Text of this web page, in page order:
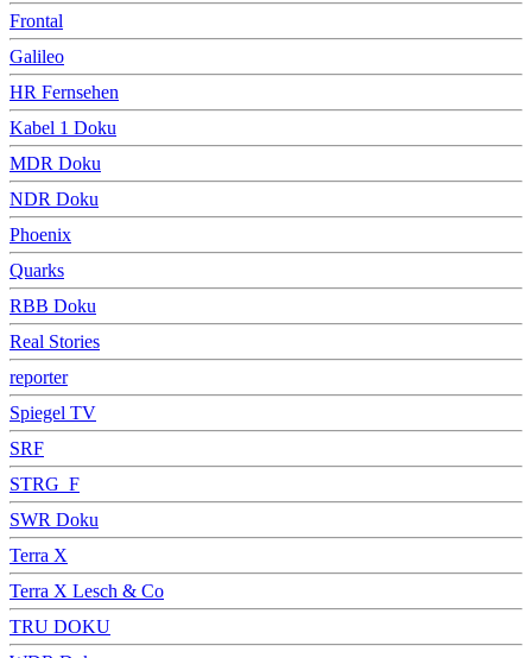
Frontal
Galileo
HR Fernsehen
Kabel 1 Doku
MDR Doku
NDR Doku
Phoenix
Quarks
RBB Doku
Real Stories
reporter
Spiegel TV
SRF
STRG_F
SWR Doku
Terra X
Terra X Lesch & Co
TRU DOKU